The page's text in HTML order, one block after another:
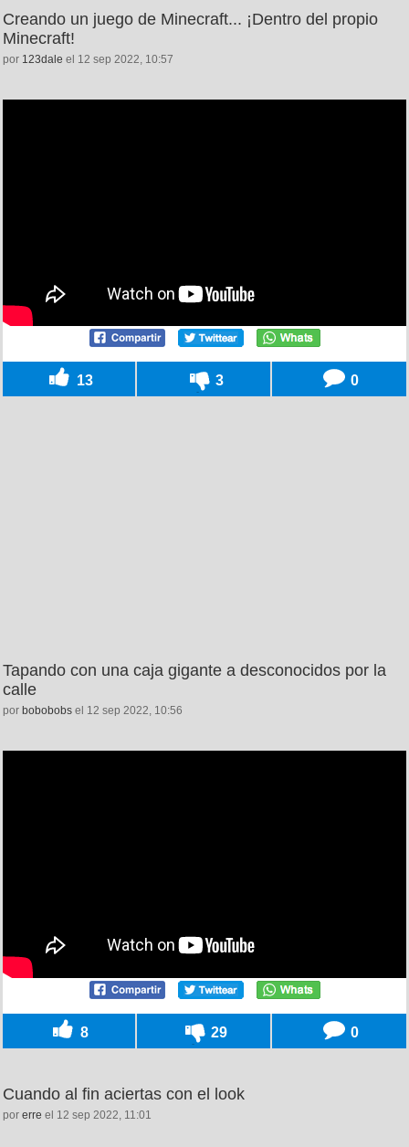
Creando un juego de Minecraft... ¡Dentro del propio
Minecraft!
por 123dale el 12 sep 2022, 10:57
13 3 0
Tapando con una caja gigante a desconocidos por la
calle
por bobobobs el 12 sep 2022, 10:56
8 29 0
Cuando al fin aciertas con el look
por erre el 12 sep 2022, 11:01